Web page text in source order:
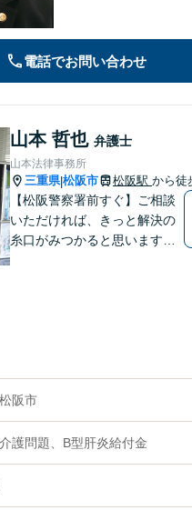
電話でお問い合わせ
山本 哲也 弁護士
山本法律事務所
三重県|松阪市 松阪駅 から徒
【松阪警察署前すぐ】ご相談
いただければ、きっと解決の
糸口がみつかると思います。
阪市
護問題、B型肝炎給付金